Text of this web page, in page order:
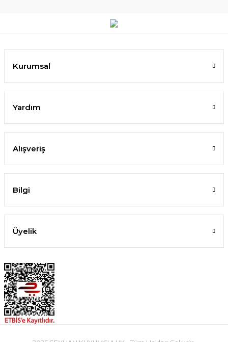
Kurumsal
Yardım
Alışveriş
Bilgi
Üyelik